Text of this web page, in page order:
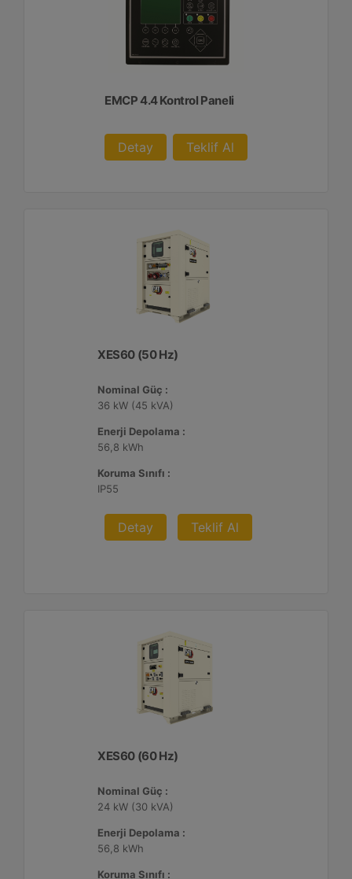
EMCP 4.4 Kontrol Paneli
Detay Teklif Al
XES60 (50 Hz)
Nominal Güç :
36 kW (45 kVA)
Enerji Depolama :
56,8 kWh
Koruma Sınıfı :
IP55
Detay Teklif Al
XES60 (60 Hz)
Nominal Güç :
24 kW (30 kVA)
Enerji Depolama :
56,8 kWh
Koruma Sınıfı :